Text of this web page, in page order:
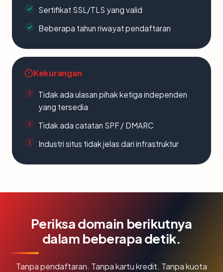
Sertifikat SSL/TLS yang valid
Beberapa tahun riwayat pendaftaran
Kekurangan
Tidak ada ulasan pihak ketiga independen
yang tersedia
Tidak ada catatan SPF / DMARC
Industri situs tidak jelas dari infrastruktur
Periksa domain berikutnya
dalam beberapa detik.
Tanpa pendaftaran. Tanpa kartu kredit. Tanpa kuota